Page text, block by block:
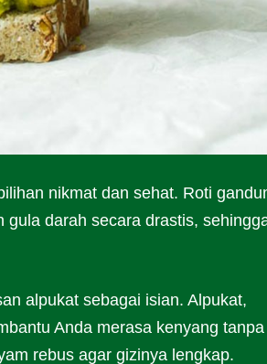
nikmat dan sehat. Roti
darah secara drastis,
alpukat sebagai isian. Alpukat,
Anda merasa kenyang tanpa
rebus agar gizinya lengkap.